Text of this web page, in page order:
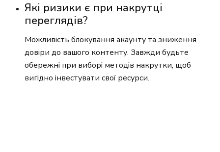
Які ризики є при накрутці
переглядів?
Можливість блокування акаунту та зниження
довіри до вашого контенту. Завжди будьте
обережні при виборі методів накрутки, щоб
вигідно інвестувати свої ресурси.